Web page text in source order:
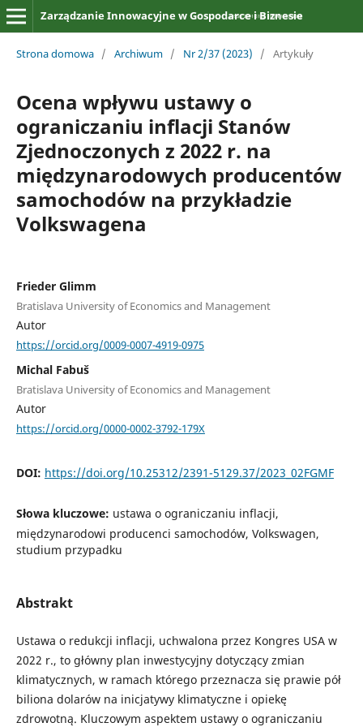
Zarządzanie Innowacyjne w Gospodarce i Biznesie
Strona domowa / Archiwum / Nr 2/37 (2023) / Artykuły
Ocena wpływu ustawy o
ograniczaniu inflacji Stanów
Zjednoczonych z 2022 r. na
międzynarodowych producentów
samochodów na przykładzie
Volkswagena
Frieder Glimm
Bratislava University of Economics and Management
Autor
https://orcid.org/0009-0007-4919-0975
Michal Fabuš
Bratislava University of Economics and Management
Autor
https://orcid.org/0000-0002-3792-179X
DOI: https://doi.org/10.25312/2391-5129.37/2023_02FGMF
Słowa kluczowe: ustawa o ograniczaniu inflacji,
międzynarodowi producenci samochodów, Volkswagen,
studium przypadku
Abstrakt
Ustawa o redukcji inflacji, uchwalona przez Kongres USA w
2022 r., to główny plan inwestycyjny dotyczący zmian
klimatycznych, w ramach którego przeznacza się prawie pół
biliona dolarów na inicjatywy klimatyczne i opiekę
zdrowotną. Kluczowym aspektem ustawy o ograniczaniu